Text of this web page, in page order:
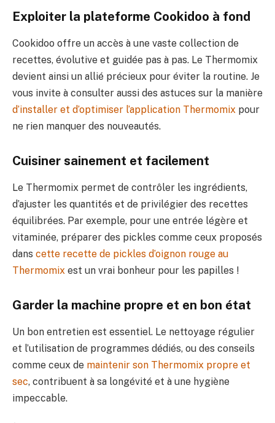
Exploiter la plateforme Cookidoo à fond
Cookidoo offre un accès à une vaste collection de
recettes, évolutive et guidée pas à pas. Le Thermomix
devient ainsi un allié précieux pour éviter la routine. Je
vous invite à consulter aussi des astuces sur la manière
d’installer et d’optimiser l’application Thermomix pour
ne rien manquer des nouveautés.
Cuisiner sainement et facilement
Le Thermomix permet de contrôler les ingrédients,
d’ajuster les quantités et de privilégier des recettes
équilibrées. Par exemple, pour une entrée légère et
vitaminée, préparer des pickles comme ceux proposés
dans cette recette de pickles d’oignon rouge au
Thermomix est un vrai bonheur pour les papilles !
Garder la machine propre et en bon état
Un bon entretien est essentiel. Le nettoyage régulier
et l’utilisation de programmes dédiés, ou des conseils
comme ceux de maintenir son Thermomix propre et
sec, contribuent à sa longévité et à une hygiène
impeccable.